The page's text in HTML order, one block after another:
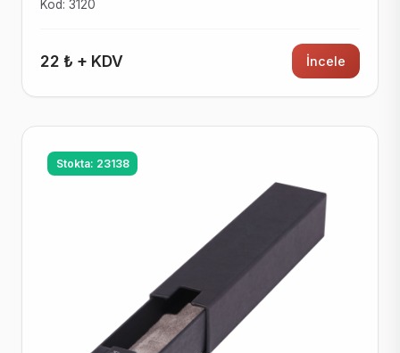
Kod: 3120
22 ₺ + KDV İncele
Stokta: 23138